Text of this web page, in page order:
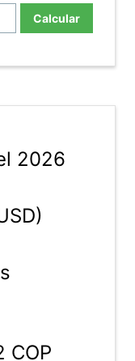
Calcular
2026
COP